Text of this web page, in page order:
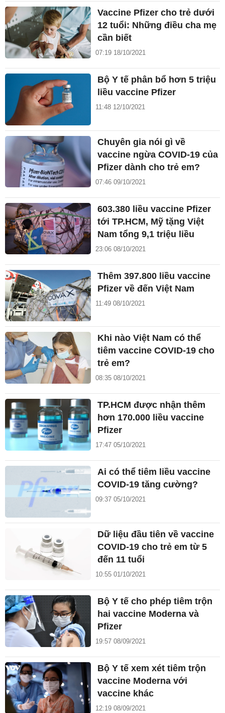
Vaccine Pfizer cho trẻ dưới
12 tuổi: Những điều cha mẹ
cần biết
07:19 18/10/2021
Bộ Y tế phân bổ hơn 5 triệu
liều vaccine Pfizer
11:48 12/10/2021
Chuyên gia nói gì về
vaccine ngừa COVID-19 của
Pfizer dành cho trẻ em?
07:46 09/10/2021
603.380 liều vaccine Pfizer
tới TP.HCM, Mỹ tặng Việt
Nam tổng 9,1 triệu liều
23:06 08/10/2021
Thêm 397.800 liều vaccine
Pfizer về đến Việt Nam
11:49 08/10/2021
Khi nào Việt Nam có thể
tiêm vaccine COVID-19 cho
trẻ em?
08:35 08/10/2021
TP.HCM được nhận thêm
hơn 170.000 liều vaccine
Pfizer
17:47 05/10/2021
Ai có thể tiêm liều vaccine
COVID-19 tăng cường?
09:37 05/10/2021
Dữ liệu đầu tiên về vaccine
COVID-19 cho trẻ em từ 5
đến 11 tuổi
10:55 01/10/2021
Bộ Y tế cho phép tiêm trộn
hai vaccine Moderna và
Pfizer
19:57 08/09/2021
Bộ Y tế xem xét tiêm trộn
vaccine Moderna với
vaccine khác
12:19 08/09/2021